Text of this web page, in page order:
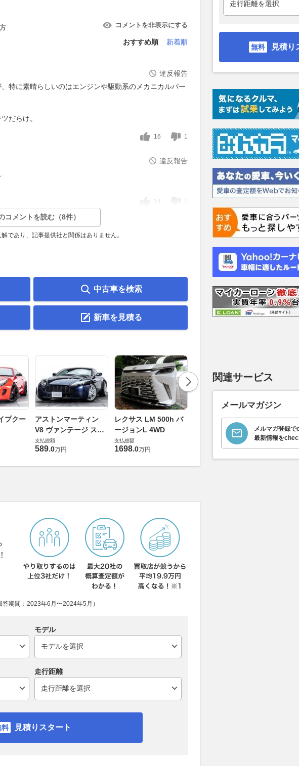
コメントを非表示にする
おすすめ順 新着順
違反報告
特に素晴らしいのはエンジンや駆動系のメカニカルパー
だらけ。
16 1
違反報告
14
コメントを読む（8件）
であり、記事提供社と関係はありません。
中古車を検索
新車を見積る
プクー
アストンマーティン
V8 ヴァンテージ スポ
ーツシフト
支払総額
589.0万円
レクサス LM 500h バ
ージョンL 4WD
支払総額
1698.0万円
ト ロールスロイス ゴ
ースト(第1世代 / RR4)
万円
支払総額
898.0
期間：2023年6月〜2024年5月）
モデル
走行距離
見積りスタート
見積り
関連サービス
メールマガジン
メルマガ登録
最新情報を